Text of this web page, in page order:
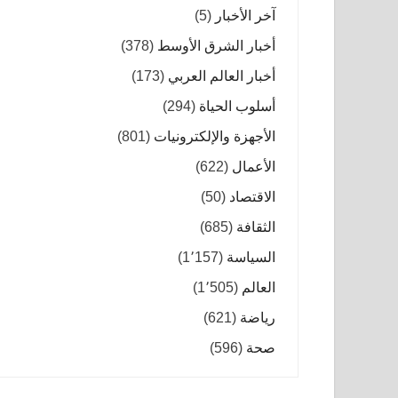
آخر الأخبار (5)
أخبار الشرق الأوسط (378)
أخبار العالم العربي (173)
أسلوب الحياة (294)
الأجهزة والإلكترونيات (801)
الأعمال (622)
الاقتصاد (50)
الثقافة (685)
السياسة (1٬157)
العالم (1٬505)
رياضة (621)
صحة (596)